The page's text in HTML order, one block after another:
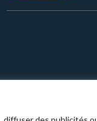
Lagrange de Vienne·